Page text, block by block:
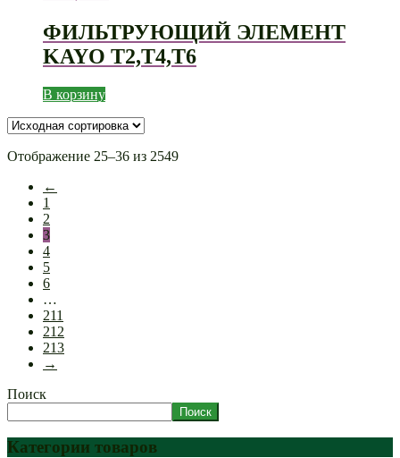
ФИЛЬТРУЮЩИЙ ЭЛЕМЕНТ
KAYO T2,T4,T6
В корзину
Отображение 25–36 из 2549
←
1
2
3
4
5
6
…
211
212
213
→
Поиск
Поиск
Категории товаров